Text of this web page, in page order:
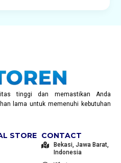
tinggi dan memastikan Anda
lama untuk memenuhi kebutuhan
STORE CONTACT
Bekasi, Jawa Barat,
Indonesia